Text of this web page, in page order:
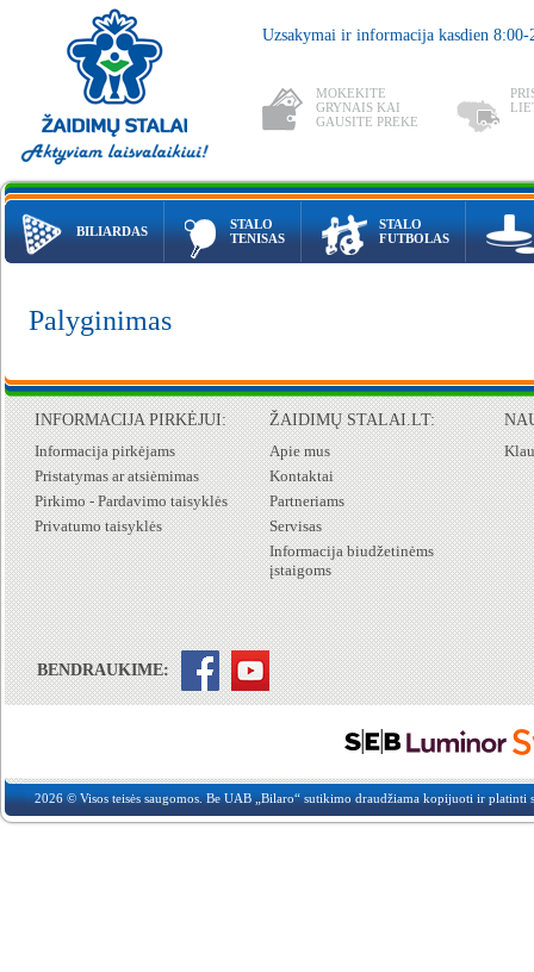
Uzsakymai ir informacija kasdien
MOKEKITE
GRYNAIS KAI
GAUSITE PREKE
BILIARDAS
STALO
TENISAS
STALO
FUTBOLAS
Palyginimas
INFORMACIJA PIRKĖJUI:
Informacija pirkėjams
Pristatymas ar atsiėmimas
Pirkimo - Pardavimo taisyklės
Privatumo taisyklės
ŽAIDIMŲ STALAI.LT:
Apie mus
Kontaktai
Partneriams
Servisas
Informacija biudžetinėms
įstaigoms
BENDRAUKIME:
2026 © Visos teisės saugomos. Be UAB „Bilaro“ sutikimo draudžiama kopijuoti ir platinti